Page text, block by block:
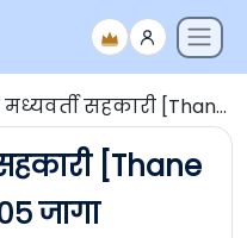
[Thane DCC Bank] बँकेत २०५ जागा
[Thane
जागा